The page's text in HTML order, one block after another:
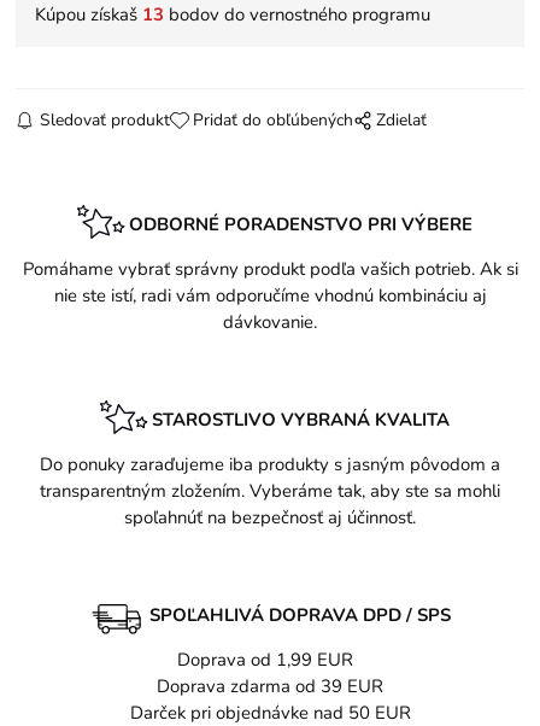
Kúpou získaš 13 bodov do vernostného programu
Sledovať produkt Pridať do obľúbených Zdielať
ODBORNÉ PORADENSTVO PRI VÝBERE
Pomáhame vybrať správny produkt podľa vašich potrieb. Ak si
nie ste istí, radi vám odporučíme vhodnú kombináciu aj
dávkovanie.
STAROSTLIVO VYBRANÁ KVALITA
Do ponuky zaraďujeme iba produkty s jasným pôvodom a
transparentným zložením. Vyberáme tak, aby ste sa mohli
spoľahnúť na bezpečnosť aj účinnosť.
SPOĽAHLIVÁ DOPRAVA DPD / SPS
Doprava od 1,99 EUR
Doprava zdarma od 39 EUR
Darček pri objednávke nad 50 EUR